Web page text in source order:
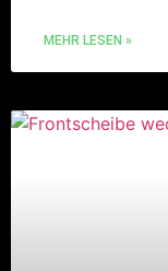
MEHR LESEN »